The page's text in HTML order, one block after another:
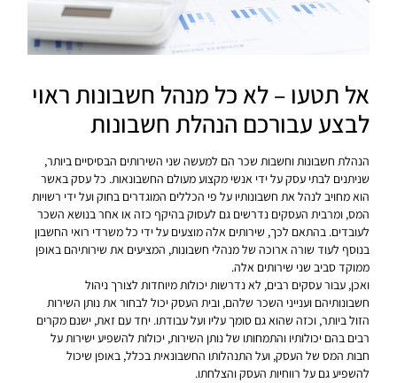
אל תטעו – לא כל מנהל חשבונות ראוי
לבצע עבורכם הנהלת חשבונות
הנהלת חשבונות וחשבות שכר הם למעשה שני השירותים הבסיסיים ביותר,
שניתנים לבתי עסק על ידי אנשי מקצוע מעולם החשבונאות. כל עסק באשר
הוא מחויב לנהל את חשבונותיו על פי הכללים המוגדרים בחוק ועל ידי רשויות
המס, ומרבית העסקים נדרשים גם לעסוק בהיקף כזה או אחר בנושא השכר
לעובדים. בהתאם לכך, שירותים אלה מוצעים על ידי כל משרדי רואי החשבון
בנוסף לעוד שורה ארוכה של מנהלי חשבונות, המציעים את שירותיהם באופן
ממוקד סביב שני שירותים אלה.
ואכן, עבור עסקים רבים, לא נדרשות יכולות מיוחדות לצורך ניהול
חשבונותיהם וענייני השכר שלהם, ובית העסק יכול לבחור את נותן השירות
הזול ביותר, וכזה שהוא גם סומך עליו ועל עבודתו. יחד עם זאת, ישנם מקרים
רבים בהם יכולותיו והתמחותו של נותן השירות, יכולות להשפיע ישירות על
חבות המס של העסק, ועל התנהלותו החשבונאית בכלל, באופן שיכול
להשפיע גם על רווחיות העסק והצלחתו.